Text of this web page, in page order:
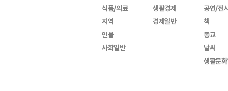
식품/의료
지역
인물
사회일반
생활경제
경제일반
공연/전
책
종교
날씨
생활문